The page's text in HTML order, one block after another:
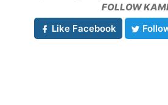
FOLLOW
Like Facebook